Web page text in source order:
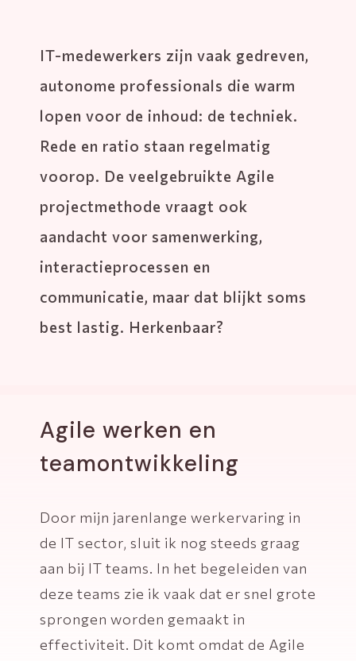
IT-medewerkers zijn vaak gedreven,
autonome professionals die warm
lopen voor de inhoud: de techniek.
Rede en ratio staan regelmatig
voorop. De veelgebruikte Agile
projectmethode vraagt ook
aandacht voor samenwerking,
interactieprocessen en
communicatie, maar dat blijkt soms
best lastig. Herkenbaar?
Agile werken en
teamontwikkeling
Door mijn jarenlange werkervaring in
de IT sector, sluit ik nog steeds graag
aan bij IT teams. In het begeleiden van
deze teams zie ik vaak dat er snel grote
sprongen worden gemaakt in
effectiviteit. Dit komt omdat de Agile